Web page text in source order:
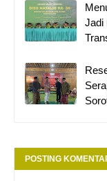
Jadi
POSTING